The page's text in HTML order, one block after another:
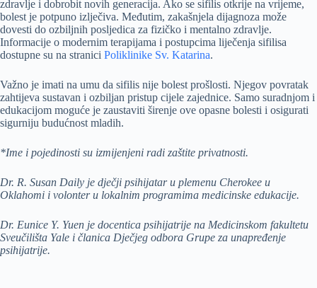
zdravlje i dobrobit novih generacija. Ako se sifilis otkrije na vrijeme,
bolest je potpuno izlječiva. Međutim, zakašnjela dijagnoza može
dovesti do ozbiljnih posljedica za fizičko i mentalno zdravlje.
Informacije o modernim terapijama i postupcima liječenja sifilisa
dostupne su na stranici Poliklinike Sv. Katarina.
Važno je imati na umu da sifilis nije bolest prošlosti. Njegov povratak
zahtijeva sustavan i ozbiljan pristup cijele zajednice. Samo suradnjom i
edukacijom moguće je zaustaviti širenje ove opasne bolesti i osigurati
sigurniju budućnost mladih.
*Ime i pojedinosti su izmijenjeni radi zaštite privatnosti.
Dr. R. Susan Daily je dječji psihijatar u plemenu Cherokee u
Oklahomi i volonter u lokalnim programima medicinske edukacije.
Dr. Eunice Y. Yuen je docentica psihijatrije na Medicinskom fakultetu
Sveučilišta Yale i članica Dječjeg odbora Grupe za unapređenje
psihijatrije.